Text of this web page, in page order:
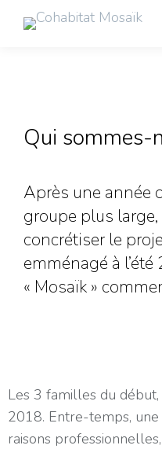
Qui sommes-
Après une année
groupe plus
concrétiser le
emménagé à
« Mosaïk »
Les 3 familles du
2018. Entre-temps,
raisons